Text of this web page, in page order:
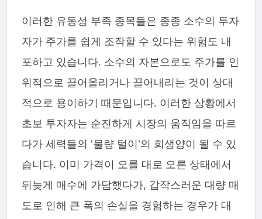
이러한 유동성 부족 종목들은 종종 소수의 투자
자가 주가를 쉽게 조작할 수 있다는 위험도 내
포하고 있습니다. 소수의 자본으로도 주가를 인
위적으로 끌어올리거나 끌어내리는 것이 상대
적으로 용이하기 때문입니다. 이러한 상황에서
초보 투자자는 순진하게 시장의 움직임을 따르
다가 세력들의 '물량 털이'의 희생양이 될 수 있
습니다. 이미 가격이 오를 대로 오른 상태에서
뒤늦게 매수에 가담했다가, 갑작스러운 대량 매
도로 인해 큰 폭의 손실을 경험하는 경우가 대